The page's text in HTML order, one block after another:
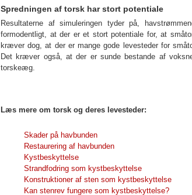
Spredningen af torsk har stort potentiale
Resultaterne af simuleringen tyder på,
formodentligt, at der er et stort potentiale for, at
kræver dog, at der er mange gode levesteder for
Det kræver også, at der er sunde bestande af
torskeæg.
Læs mere om torsk og deres levesteder:
Skader på havbunden
Restaurering af havbunden
Kystbeskyttelse
Strandfodring som kystbeskyttelse
Konstruktioner af sten som kystbeskyttelse
Kan stenrev fungere som kystbeskyttelse?